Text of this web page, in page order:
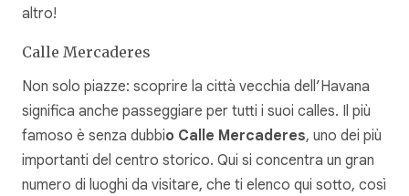
altro!
Calle Mercaderes
Non solo piazze: scoprire la città vecchia dell’Havana
significa anche passeggiare per tutti i suoi calles. Il più
famoso è senza dubbio Calle Mercaderes, uno dei più
importanti del centro storico. Qui si concentra un gran
numero di luoghi da visitare, che ti elenco qui sotto, così